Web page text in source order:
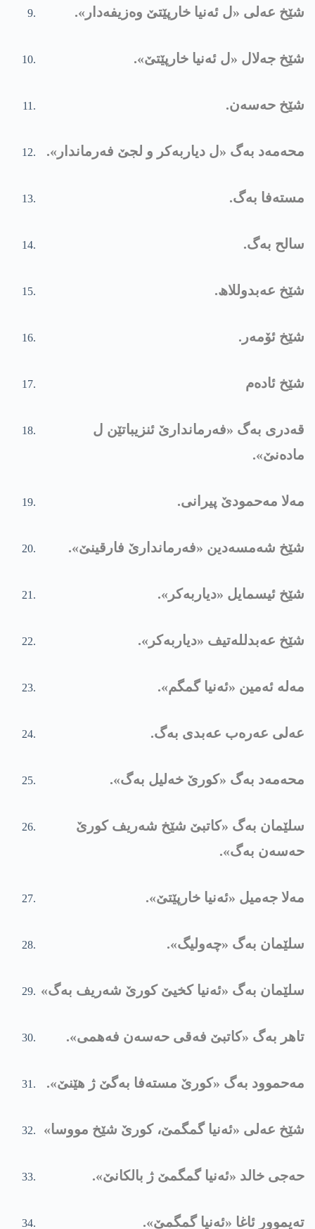
شێخ عەلی «ل ئەنیا خارپێتێ وەزیفەدار».
شێخ جەلال «ل ئەنیا خارپێتێ».
شێخ حەسەن.
محەمەد بەگ «ل دیاربەکر و لجێ فەرماندار».
مستەفا بەگ.
سالح بەگ.
شێخ عەبدوللاھ.
شێخ ئۆمەر.
شێخ ئادەم
قەدری بەگ «فەرماندارێ ئنزیباتێن ل
مادەنێ».
مەلا مەحمودێ پیرانی.
شێخ شەمسەدین «فەرماندارێ فارقینێ».
شێخ ئیسمایل «دیاربەکر».
شێخ عەبدللەتیف «دیاربەکر».
مەلە ئەمین «ئەنیا گمگم».
عەلی عەرەب عەبدی بەگ.
محەمەد بەگ «کورێ خەلیل بەگ».
سلێمان بەگ «کاتبێ شێخ شەریف کورێ
حەسەن بەگ».
مەلا جەمیل «ئەنیا خارپێتێ».
سلێمان بەگ «چەولیگ».
سلێمان بەگ «ئەنیا کخیێ کورێ شەریف بەگ»
تاھر بەگ «کاتبێ فەقی حەسەن فەھمی».
مەحموود بەگ «کورێ مستەفا بەگێ ژ ھێنێ».
شێخ عەلی «ئەنیا گمگمێ، کورێ شێخ مووسا»
حەجی خالد «ئەنیا گمگمێ ژ بالکانێ».
تەیموور ئاغا «ئەنیا گمگمێ».